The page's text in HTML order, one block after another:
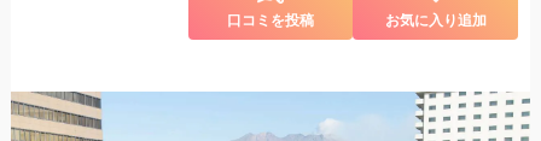
口コミを投稿 お気に入り追加